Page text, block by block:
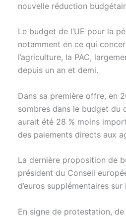
nouvelle réduction
Le budget de l’UE pour la
notamment en ce qui
l’agriculture, la PAC,
depuis un an et demi.
Dans sa première offre, en
sombres dans le budget du
aurait été 28 % moins
des paiements directs aux
La dernière proposition de
président du Conseil
d’euros supplémentaires
En signe de protestation,